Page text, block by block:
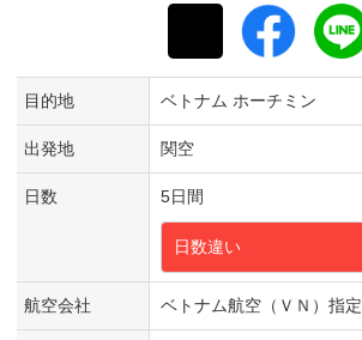
目的地 ベトナム ホーチミン
出発地 関空
日数 5日間
日数違い
航空会社 ベトナム航空（ＶＮ）指定